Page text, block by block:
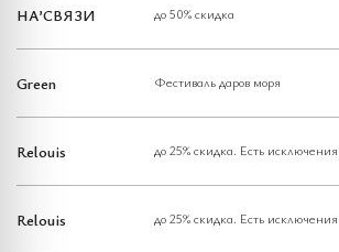
НА’СВЯЗИ до 50% скидка
Green Фестиваль даров моря
Relouis до 25% скидка. Есть исключения
Relouis до 25% скидка. Есть исключения